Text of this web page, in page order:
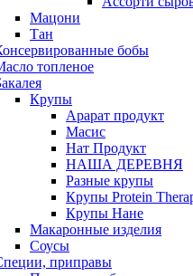
Мацони
Тан
бобы
топленое
Крупы
Арарат продукт
Масис
Нат Продукт
НАША ДЕРЕВНЯ
Разные крупы
Крупы Protein
Крупы Нане
Макаронные изделия
Соусы
приправы